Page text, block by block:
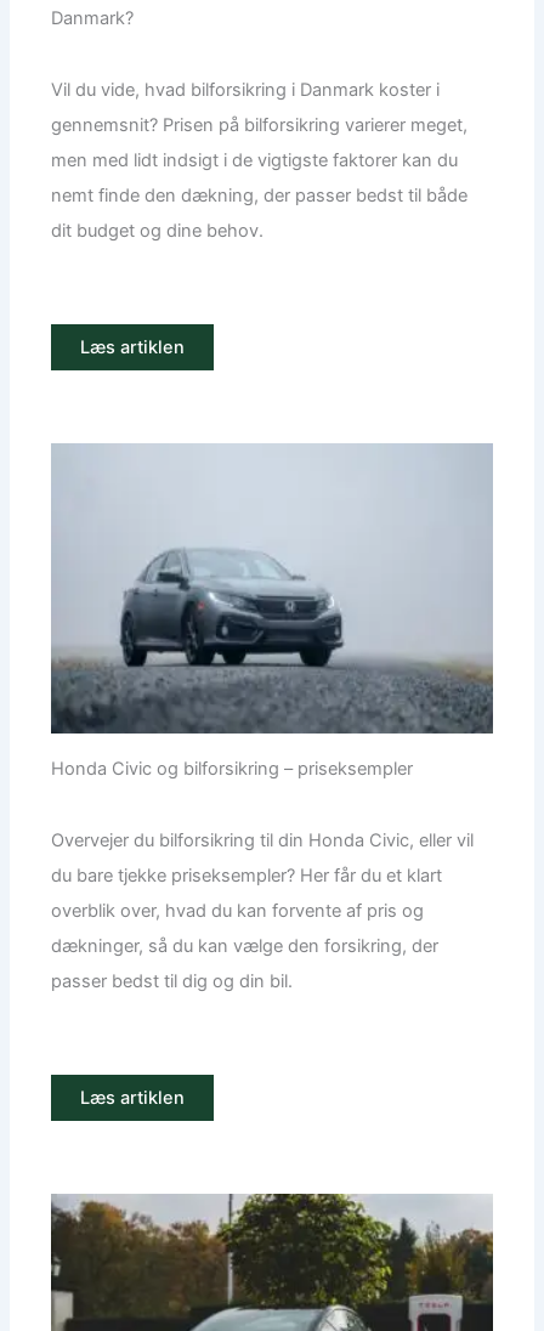
Danmark?
Vil du vide, hvad bilforsikring i Danmark koster i
gennemsnit? Prisen på bilforsikring varierer meget,
men med lidt indsigt i de vigtigste faktorer kan du
nemt finde den dækning, der passer bedst til både
dit budget og dine behov.
Læs artiklen
Honda Civic og bilforsikring – priseksempler
Overvejer du bilforsikring til din Honda Civic, eller vil
du bare tjekke priseksempler? Her får du et klart
overblik over, hvad du kan forvente af pris og
dækninger, så du kan vælge den forsikring, der
passer bedst til dig og din bil.
Læs artiklen